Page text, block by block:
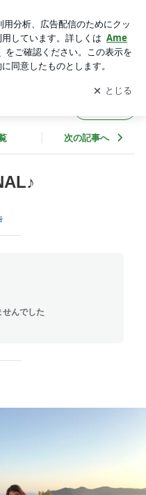
新通知
を受け取りまし
開く
次の記事へ
せんでした